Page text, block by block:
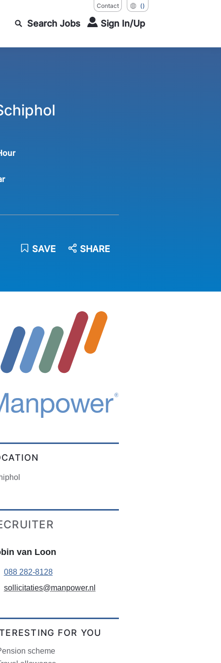
Contact ()
Search Jobs Sign In/Up
SAVE SHARE
van Loon
088 282-8128
sollicitaties@manpower.nl
FOR YOU
scheme